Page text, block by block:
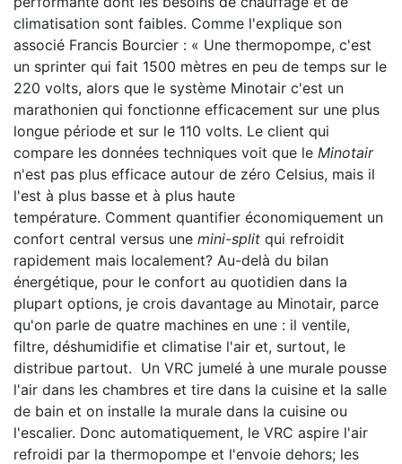
climatisation sont faibles. Comme l'explique son
associé Francis Bourcier : « Une thermopompe, c'est
un sprinter qui fait 1500 mètres en peu de temps sur le
220 volts, alors que le système Minotair c'est un
marathonien qui fonctionne efficacement sur une plus
longue période et sur le 110 volts. Le client qui
compare les données techniques voit que le Minotair
n'est pas plus efficace autour de zéro Celsius, mais il
l'est à plus basse et à plus haute
température. Comment quantifier économiquement un
confort central versus une mini-split qui refroidit
rapidement mais localement? Au-delà du bilan
énergétique, pour le confort au quotidien dans la
plupart options, je crois davantage au Minotair, parce
qu'on parle de quatre machines en une : il ventile,
filtre, déshumidifie et climatise l'air et, surtout, le
distribue partout. Un VRC jumelé à une murale pousse
l'air dans les chambres et tire dans la cuisine et la salle
de bain et on installe la murale dans la cuisine ou
l'escalier. Donc automatiquement, le VRC aspire l'air
refroidi par la thermopompe et l'envoie dehors; les